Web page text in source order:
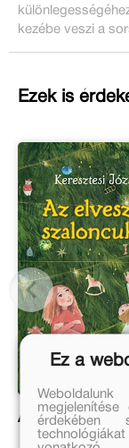
kezébe veszi a
Ezek is
Az elveszett
Ez a
érdekében